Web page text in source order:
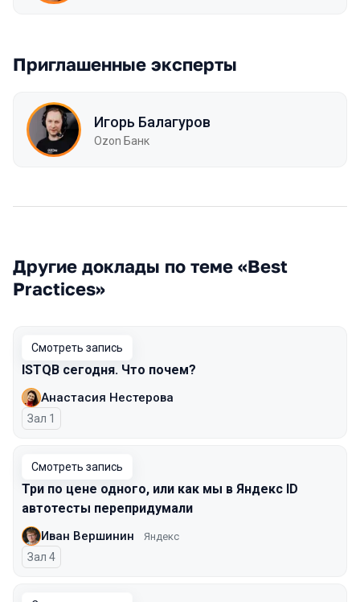
Приглашенные эксперты
Игорь Балагуров
Ozon Банк
Другие доклады по теме «Best
Practices»
Смотреть запись
ISTQB сегодня. Что почем?
Анастасия Нестерова
Зал 1
Смотреть запись
Три по цене одного, или как мы в Яндекс ID
автотесты перепридумали
Иван Вершинин Яндекс
Зал 4